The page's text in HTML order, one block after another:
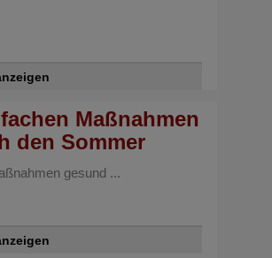
Maßnahmen
den Sommer
gesund ...